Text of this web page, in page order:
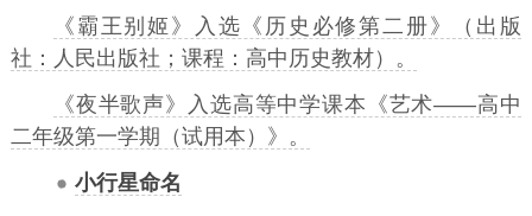
《霸王别姬》入选《历史必修第二册》（出版
社：人民出版社；课程：高中历史教材）。
《夜半歌声》入选高等中学课本《艺术——高中
二年级第一学期（试用本）》。
小行星命名